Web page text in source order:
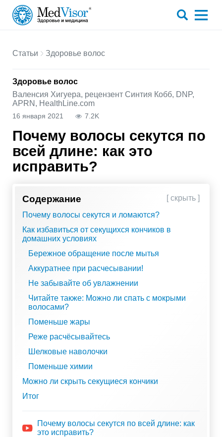
Статьи Здоровье волос
Здоровье волос
Валенсия Хигуера, рецензент Синтия Кобб, DNP,
APRN, HealthLine.com
16 января 2021 7.2K
Почему волосы секутся по
всей длине: как это
исправить?
Содержание
[ скрыть ]
Почему волосы секутся и ломаются?
Как избавиться от секущихся кончиков в
домашних условиях
Бережное обращение после мытья
Аккуратнее при расчесывании!
Не забывайте об увлажнении
Читайте также: Можно ли спать с мокрыми
волосами?
Поменьше жары
Реже расчёсывайтесь
Шелковые наволочки
Поменьше химии
Можно ли скрыть секущиеся кончики
Итог
Почему волосы секутся по всей длине: как
это исправить?